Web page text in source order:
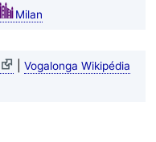
Milan
Vogalonga Wikipédia